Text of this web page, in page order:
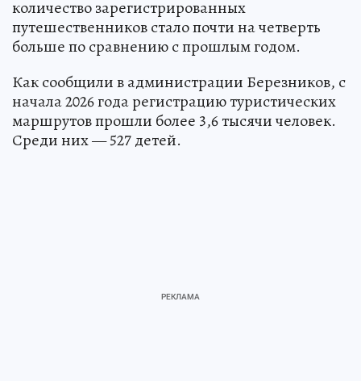
количество зарегистрированных
путешественников стало почти на четверть
больше по сравнению с прошлым годом.
Как сообщили в администрации Березников, с
начала 2026 года регистрацию туристических
маршрутов прошли более 3,6 тысячи человек.
Среди них — 527 детей.